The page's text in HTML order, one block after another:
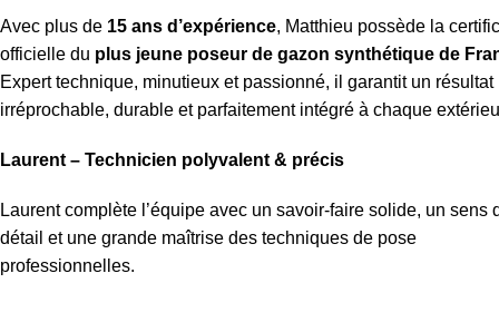
Avec plus de 15 ans d’expérience, Matthieu possède la
officielle du plus jeune poseur de gazon synthétique de
Expert technique, minutieux et passionné, il garantit un résultat
irréprochable, durable et parfaitement intégré à chaque
Laurent – Technicien polyvalent & précis
Laurent complète l’équipe avec un savoir-faire solide, un sens
détail et une grande maîtrise des techniques de pose
professionnelles.